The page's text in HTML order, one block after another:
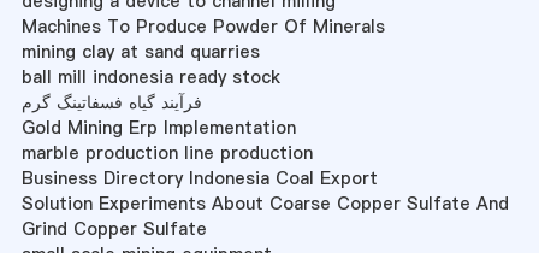
Machines To Produce Powder Of Minerals
mining clay at sand quarries
ball mill indonesia ready stock
فرآیند گیاه فسفاتینگ گرم
Gold Mining Erp Implementation
marble production line production
Business Directory Indonesia Coal Export
Solution Experiments About Coarse Copper Sulfate And
Grind Copper Sulfate